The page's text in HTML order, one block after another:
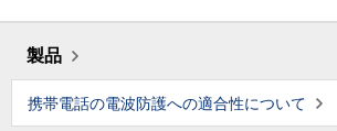
製品
携帯電話の電波防護への適合性について